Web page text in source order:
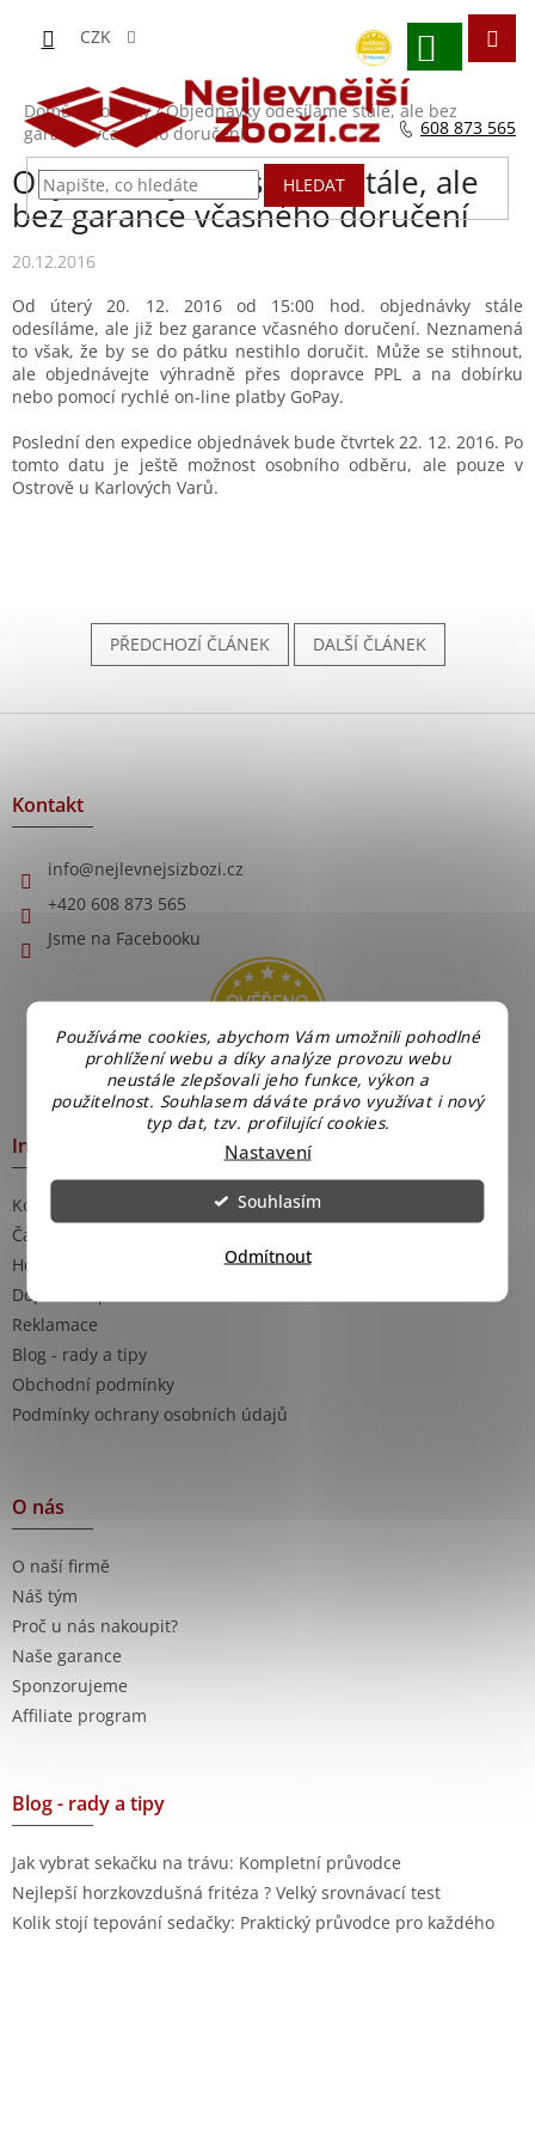
Používáme cookies, abychom Vám umožnili pohodlné
prohlížení webu a díky analýze provozu webu
neustále zlepšovali jeho funkce, výkon a
použitelnost. Souhlasem dáváte právo využívat i nový
typ dat, tzv. profilující cookies.
Nastavení
Odmítnout
Souhlasím
obsah
CZK
HLEDAT
NÁKUPNÍ
KOŠÍK
Domů / Novinky / Objednávky odesíláme stále, ale bez
garance včasného doručení
Objednávky odesíláme stále, ale
bez garance včasného doručení
20.12.2016
Od úterý 20. 12. 2016 od 15:00 hod. objednávky stále
odesíláme, ale již bez garance včasného doručení. Neznamená
to však, že by se do pátku nestihlo doručit. Může se stihnout,
ale objednávejte výhradně přes dopravce PPL a na dobírku
nebo pomocí rychlé on-line platby GoPay.
Poslední den expedice objednávek bude čtvrtek 22. 12. 2016. Po
tomto datu je ještě možnost osobního odběru, ale pouze v
Ostrově u Karlových Varů.
PŘEDCHOZÍ ČLÁNEK DALŠÍ ČLÁNEK
Z
Kontakt
info@nejlevnejsizbozi.cz
+420 608 873 565
Jsme na Facebooku
Informace pro Vás
Kontakty
Časté dotazy
Hodnocení obchodu
Doprava a platba
Reklamace
Blog - rady a tipy
Obchodní podmínky
Podmínky ochrany osobních údajů
O nás
O naší firmě
Náš tým
Proč u nás nakoupit?
Naše garance
Sponzorujeme
Affiliate program
Blog - rady a tipy
Jak vybrat sekačku na trávu: Kompletní průvodce
Nejlepší horzkovzdušná fritéza ? Velký srovnávací test
Kolik stojí tepování sedačky: Praktický průvodce pro každého
608 873 565